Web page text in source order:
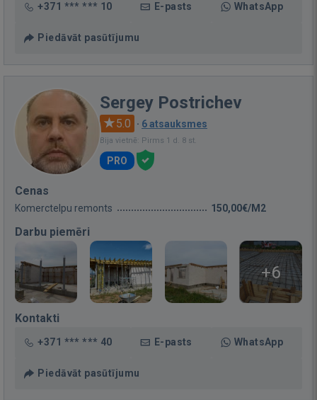
+371 *** *** 10 E-pasts WhatsApp
Piedāvāt pasūtījumu
Sergey Postrichev
5.0 · 6 atsauksmes
Bija vietnē: Pirms 1 d. 8 st.
PRO
Cenas
Komerctelpu remonts 150,00€/M2
Darbu piemēri
+6
Kontakti
+371 *** *** 40 E-pasts WhatsApp
Piedāvāt pasūtījumu